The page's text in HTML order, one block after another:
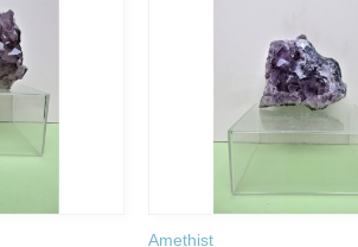
Amethist